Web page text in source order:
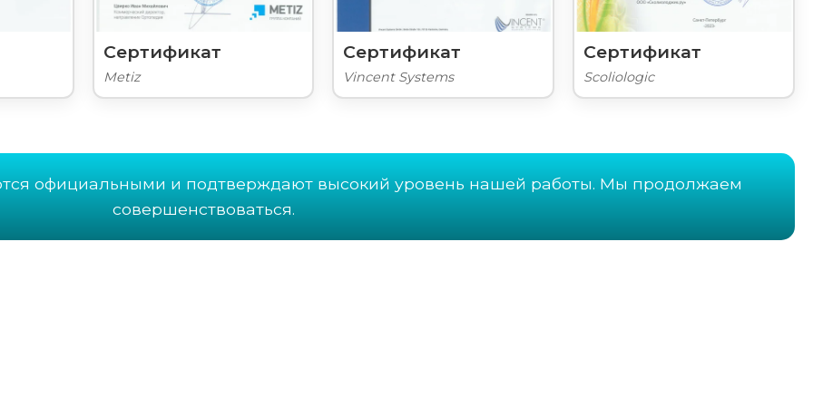
Сертификат
Metiz
Сертификат
Vincent Systems
Сертификат
Scoliologic
официальными и подтверждают высокий уровень нашей работы. Мы продолжаем
совершенствоваться.